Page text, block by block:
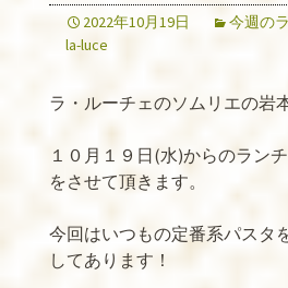
2022年10月19日
今週の
la-luce
ラ・ルーチェのソムリエの岩
１０月１９日(水)からのラン
をさせて頂きます。
今回はいつもの定番系パスタ
してあります！